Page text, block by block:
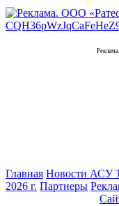
Главная Новости АСУ
2026 г. Партнеры